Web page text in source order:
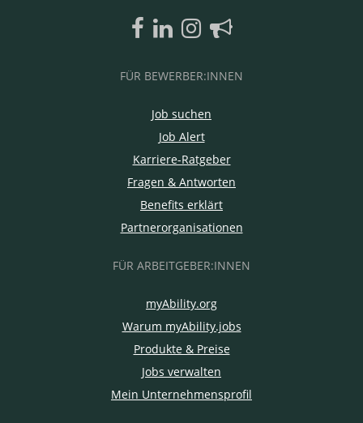
FÜR BEWERBER:INNEN
Job suchen
Job Alert
Karriere-Ratgeber
Fragen & Antworten
Benefits erklärt
Partnerorganisationen
FÜR ARBEITGEBER:INNEN
myAbility.org
Warum myAbility.jobs
Produkte & Preise
Jobs verwalten
Mein Unternehmensprofil